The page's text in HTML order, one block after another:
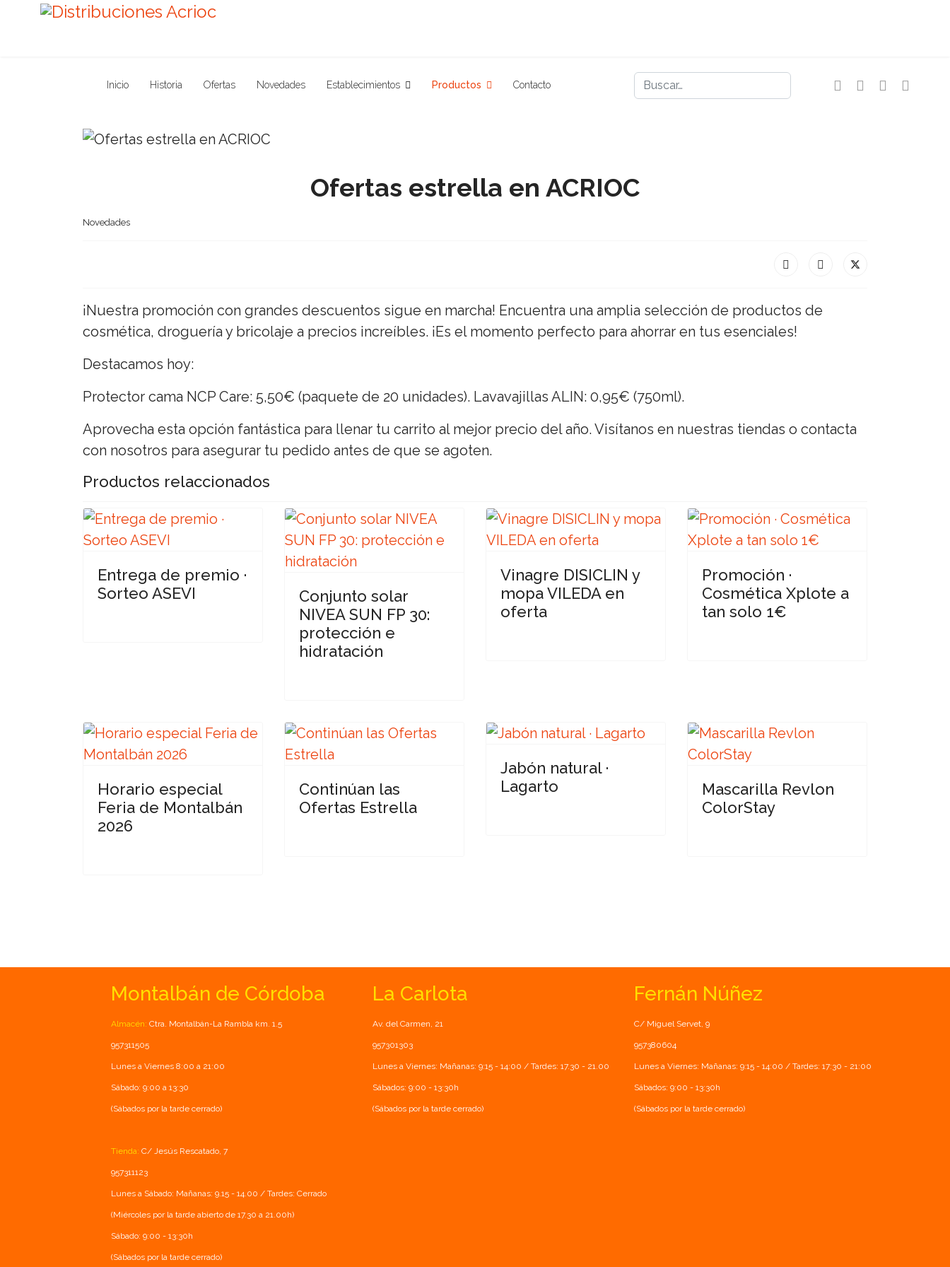
Inicio Historia Ofertas Novedades Establecimientos Productos Contacto Buscar
Ofertas estrella en ACRIOC
Novedades
¡Nuestra promoción con grandes descuentos sigue en marcha! Encuentra una amplia selección de productos de
cosmética, droguería y bricolaje a precios increíbles. ¡Es el momento perfecto para ahorrar en tus esenciales!
Destacamos hoy:
Protector cama NCP Care: 5,50€ (paquete de 20 unidades). Lavavajillas ALIN: 0,95€ (750ml).
Aprovecha esta opción fantástica para llenar tu carrito al mejor precio del año. Visítanos en nuestras tiendas o contacta
con nosotros para asegurar tu pedido antes de que se agoten.
Productos relaccionados
Entrega de premio ·
Sorteo ASEVI
Conjunto solar
NIVEA SUN FP 30:
protección e
hidratación
Vinagre DISICLIN y
mopa VILEDA en
oferta
Promoción ·
Cosmética Xplote a
tan solo 1€
Horario especial
Feria de Montalbán
2026
Continúan las
Ofertas Estrella
Jabón natural ·
Lagarto
Mascarilla Revlon
ColorStay
Montalbán de Córdoba
Almacén: Ctra. Montalbán-La Rambla km. 1.5
957311505
Lunes a Viernes 8:00 a 21:00
Sábado: 9:00 a 13:30
(Sábados por la tarde cerrado)
Tienda: C/ Jesús Rescatado, 7
957311123
Lunes a Sábado: Mañanas: 9.15 - 14.00 / Tardes: Cerrado
(Miércoles por la tarde abierto de 17.30 a 21.00h)
Sábado: 9:00 - 13:30h
(Sábados por la tarde cerrado)
La Carlota
Av. del Carmen, 21
957301303
Lunes a Viernes: Mañanas: 9:15 - 14:00 / Tardes: 17.30 - 21.00
Sábados: 9:00 - 13:30h
(Sábados por la tarde cerrado)
Fernán Núñez
C/ Miguel Servet, 9
957380604
Lunes a Viernes: Mañanas: 9:15 - 14:00 / Tardes: 17:30 - 21:00
Sábados: 9:00 - 13:30h
(Sábados por la tarde cerrado)